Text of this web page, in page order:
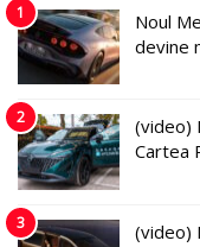
1
Noul
devine
2
(video)
Cartea
3
(video)